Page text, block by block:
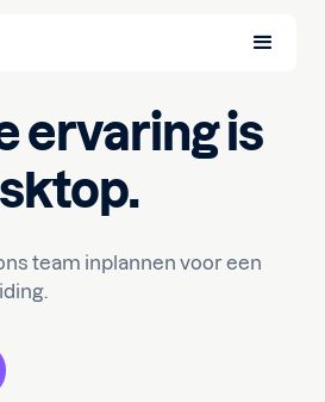
ervaring is
team inplannen voor een